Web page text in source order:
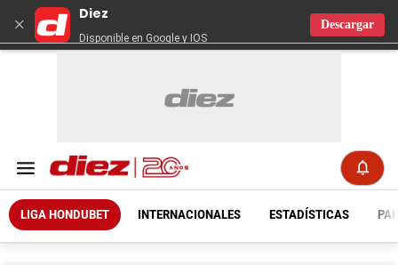
×
Diez
Disponible en Google y IOS
Descargar
LIGA HONDUBET INTERNACIONALES ESTADÍSTICAS